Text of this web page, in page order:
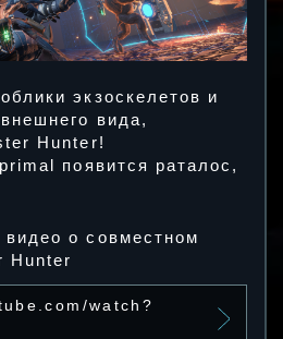
экзоскелетов и
вида,
Hunter!
появится раталос,
о совместном
Hunter
watch?